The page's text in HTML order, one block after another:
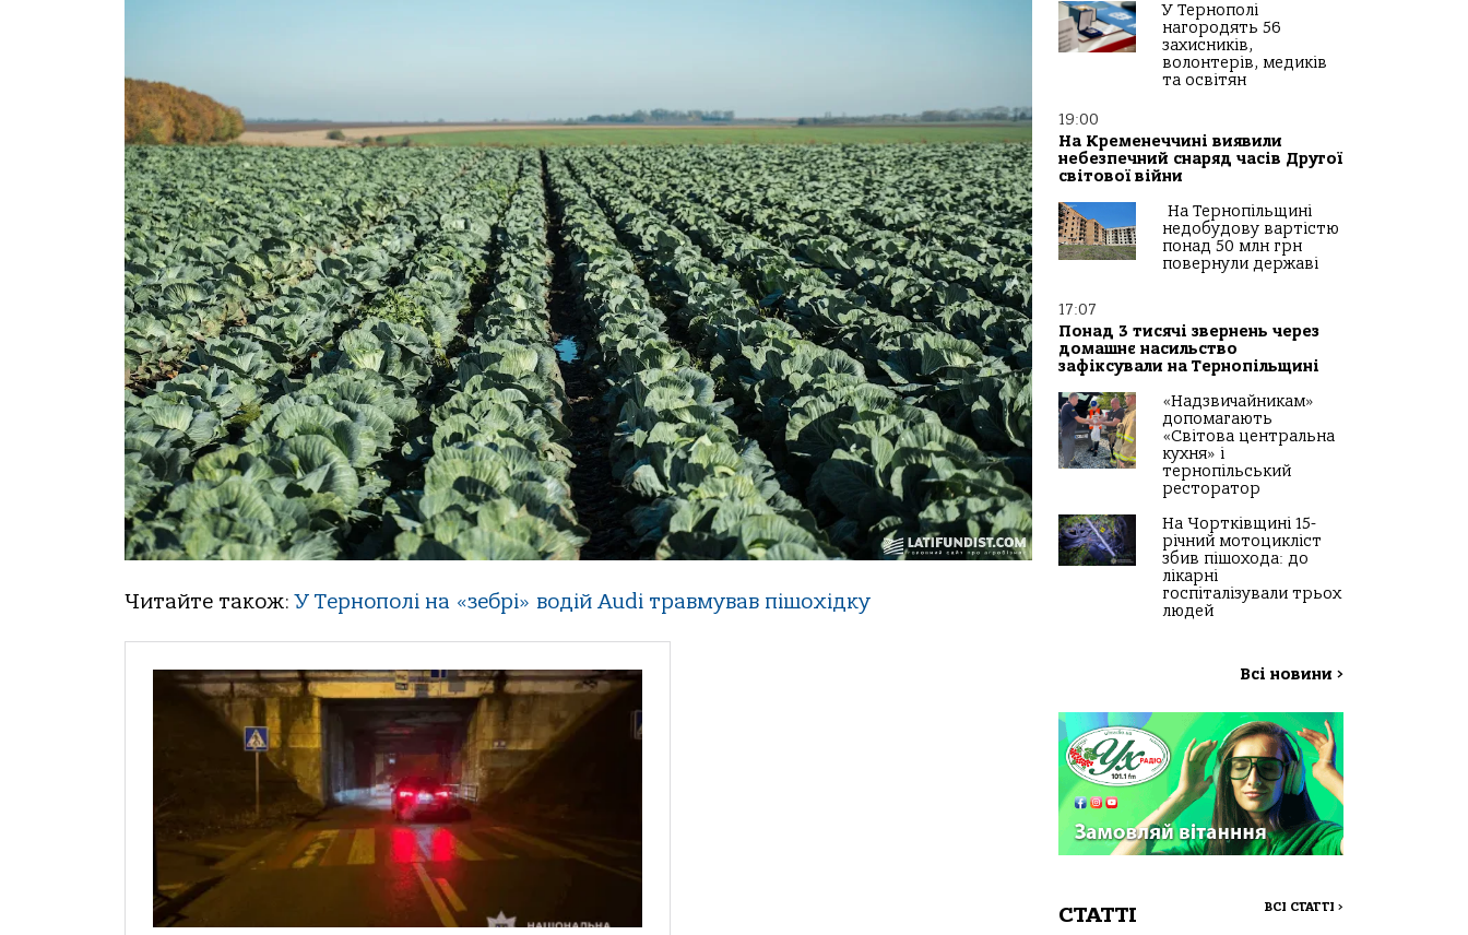
Читайте також:У Тернополі на «зебрі» водій Audi травмував пішохідку
У Тернополі
нагородять 56
захисників,
волонтерів, медиків
та освітян
19:00
На Кременеччині виявили
небезпечний снаряд часів Другої
світової війни
На Тернопільщині
недобудову вартістю
понад 50 млн грн
повернули державі
17:07
Понад 3 тисячі звернень через
домашнє насильство
зафіксували на Тернопільщині
«Надзвичайникам»
допомагають
«Світова центральна
кухня» і
тернопільський
ресторатор
На Чортківщині 15-
річний мотоцикліст
збив пішохода: до
лікарні
госпіталізували трьох
людей
Всі новини >
СТАТТІ ВСІ СТАТТІ >